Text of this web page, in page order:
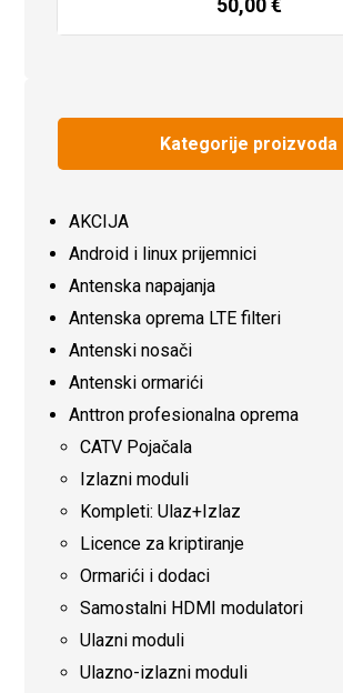
50,00€
Dodaj u košaricu
Kategorije proizvoda
AKCIJA
Android i linux prijemnici
Antenska napajanja
Antenska oprema LTE filteri
Antenski nosači
Antenski ormarići
Anttron profesionalna oprema
CATV Pojačala
Izlazni moduli
Kompleti: Ulaz+Izlaz
Licence za kriptiranje
Ormarići i dodaci
Samostalni HDMI modulatori
Ulazni moduli
Ulazno-izlazni moduli